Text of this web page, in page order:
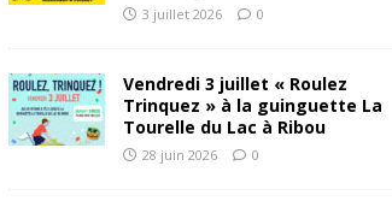
3 juillet 2026 0
Vendredi 3 juillet « Roulez
Trinquez » à la guinguette La
Tourelle du Lac à Ribou
28 juin 2026 0